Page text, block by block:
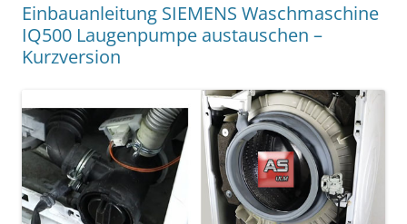
Einbauanleitung SIEMENS Waschmaschine
IQ500 Laugenpumpe austauschen –
Kurzversion